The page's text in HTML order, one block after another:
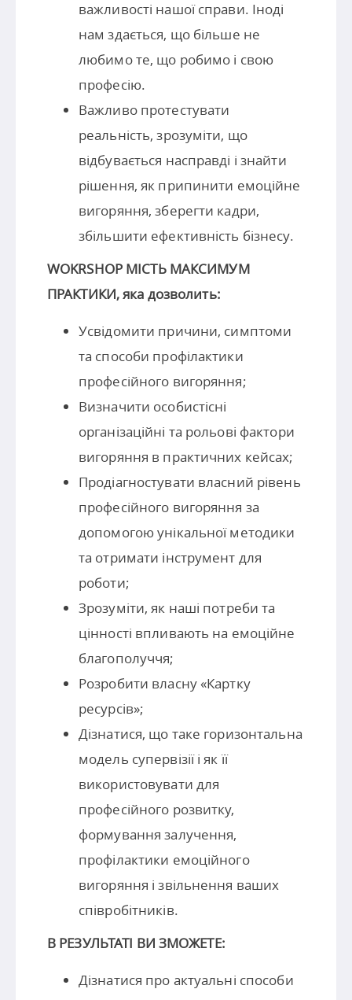
важливості нашої справи. Іноді
нам здається, що більше не
любимо те, що робимо і свою
професію.
Важливо протестувати
реальність, зрозуміти, що
відбувається насправді і знайти
рішення, як припинити емоційне
вигоряння, зберегти кадри,
збільшити ефективність бізнесу.
WOKRSHOP МІСТЬ МАКСИМУМ
ПРАКТИКИ, яка дозволить:
Усвідомити причини, симптоми
та способи профілактики
професійного вигоряння;
Визначити особистісні
організаційні та рольові фактори
вигоряння в практичних кейсах;
Продіагностувати власний рівень
професійного вигоряння за
допомогою унікальної методики
та отримати інструмент для
роботи;
Зрозуміти, як наші потреби та
цінності впливають на емоційне
благополуччя;
Розробити власну «Картку
ресурсів»;
Дізнатися, що таке горизонтальна
модель супервізії і як її
використовувати для
професійного розвитку,
формування залучення,
профілактики емоційного
вигоряння і звільнення ваших
співробітників.
В РЕЗУЛЬТАТІ ВИ ЗМОЖЕТЕ:
Дізнатися про актуальні способи